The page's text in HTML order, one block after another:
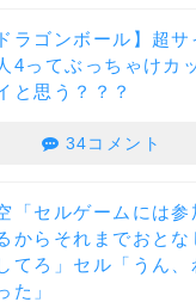
ドラゴンボール】超サ
4ってぶっちゃけカ
と思う？？？
34コメント
「セルゲームには参
からそれまでおとな
てろ」セル「うん、
た」